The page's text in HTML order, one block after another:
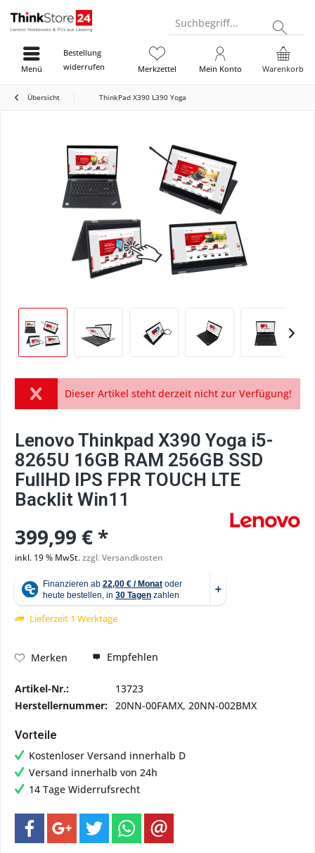
Suchbegriff...
Bestellung
widerrufen
Warenkorb
Merkzettel Mein Konto
Menü
Übersicht ThinkPad X390 L390 Yoga
Dieser Artikel steht derzeit nicht zur Verfügung!
Lenovo Thinkpad X390 Yoga i5-
8265U 16GB RAM 256GB SSD
FullHD IPS FPR TOUCH LTE
Backlit Win11
399,99 € *
inkl. 19 % MwSt.zzgl. Versandkosten
Lieferzeit 1 Werktage
Merken Empfehlen
Artikel-Nr.:
13723
Herstellernummer: 20NN-00FAMX, 20NN-002BMX
Vorteile
Kostenloser Versand innerhalb D
Versand innerhalb von 24h
14 Tage Widerrufsrecht